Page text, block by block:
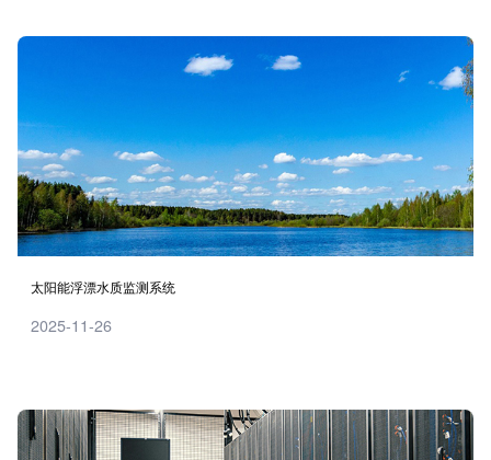
太阳能浮漂水质监测系统
2025-11-26